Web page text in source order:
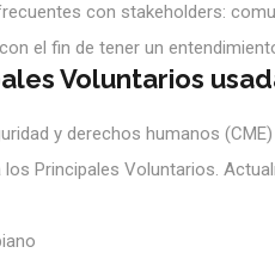
con stakeholders:
el fin de tener un
Voluntarios
y derechos humanos
Principales Voluntarios.